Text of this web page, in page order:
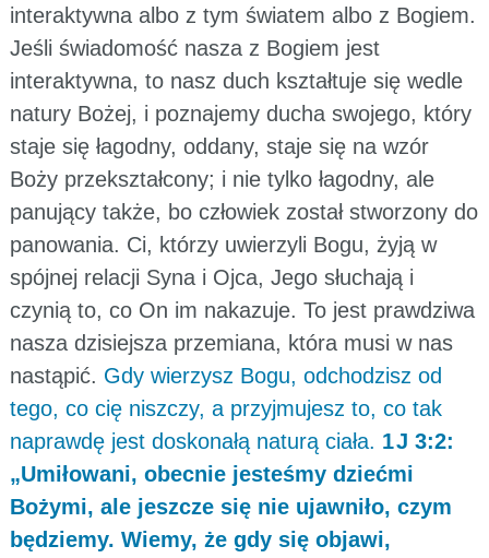
interaktywna albo z tym światem albo z Bogiem.
Jeśli świadomość nasza z Bogiem jest
interaktywna, to nasz duch kształtuje się wedle
natury Bożej, i poznajemy ducha swojego, który
staje się łagodny, oddany, staje się na wzór
Boży przekształcony; i nie tylko łagodny, ale
panujący także, bo człowiek został stworzony do
panowania. Ci, którzy uwierzyli Bogu, żyją w
spójnej relacji Syna i Ojca, Jego słuchają i
czynią to, co On im nakazuje. To jest prawdziwa
nasza dzisiejsza przemiana, która musi w nas
nastąpić. Gdy wierzysz Bogu, odchodzisz od
tego, co cię niszczy, a przyjmujesz to, co tak
naprawdę jest doskonałą naturą ciała. 1 J 3:2:
„Umiłowani, obecnie jesteśmy dziećmi
Bożymi, ale jeszcze się nie ujawniło, czym
będziemy. Wiemy, że gdy się objawi,